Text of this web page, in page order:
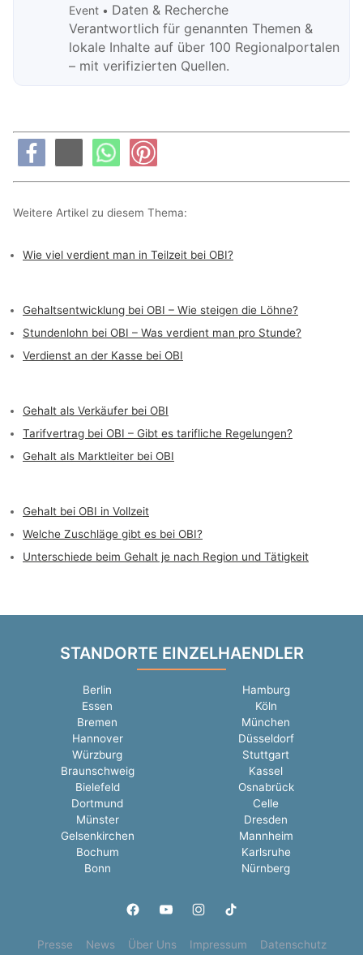
Event • Daten & Recherche
Verantwortlich für genannten Themen &
lokale Inhalte auf über 100 Regionalportalen
– mit verifizierten Quellen.
Weitere Artikel zu diesem Thema:
Wie viel verdient man in Teilzeit bei OBI?
Gehaltsentwicklung bei OBI – Wie steigen die Löhne?
Stundenlohn bei OBI – Was verdient man pro Stunde?
Verdienst an der Kasse bei OBI
Gehalt als Verkäufer bei OBI
Tarifvertrag bei OBI – Gibt es tarifliche Regelungen?
Gehalt als Marktleiter bei OBI
Gehalt bei OBI in Vollzeit
Welche Zuschläge gibt es bei OBI?
Unterschiede beim Gehalt je nach Region und Tätigkeit
STANDORTE EINZELHAENDLER
Berlin
Hamburg
Essen
Köln
Bremen
München
Hannover
Düsseldorf
Würzburg
Stuttgart
Braunschweig
Kassel
Bielefeld
Osnabrück
Dortmund
Celle
Münster
Dresden
Gelsenkirchen
Mannheim
Bochum
Karlsruhe
Bonn
Nürnberg
Presse News Über Uns Impressum Datenschutz